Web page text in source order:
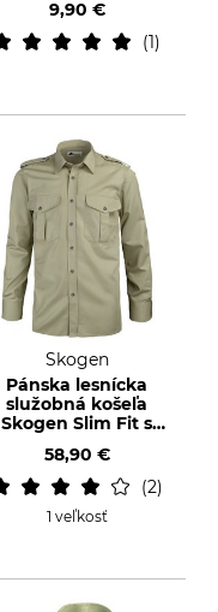
9,90 €
1
Skogen
Pánska lesnícka
služobná košeľa
Skogen Slim Fit s
58,90 €
2
1 veľkosť